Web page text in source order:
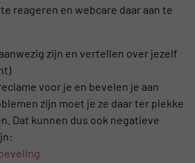
reageren en webcare daar aan te
zijn en vertellen over jezelf
voor je en bevelen je aan
zijn moet je ze daar ter plekke
Dat kunnen dus ook negatieve